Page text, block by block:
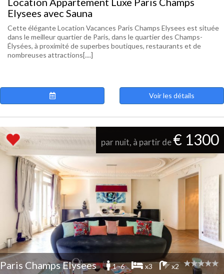
Elysees avec Sauna
Cette élégante Location Vacances Paris Champs Elysees est située
dans le meilleur quartier de Paris, dans le quartier des Champs-
Élysées, à proximité de superbes boutiques, restaurants et de
nombreuses attractions[....]
Voir les détails
par nuit, à partir de€ 1300
Paris Champs Elysees 1 -6 x3 x2